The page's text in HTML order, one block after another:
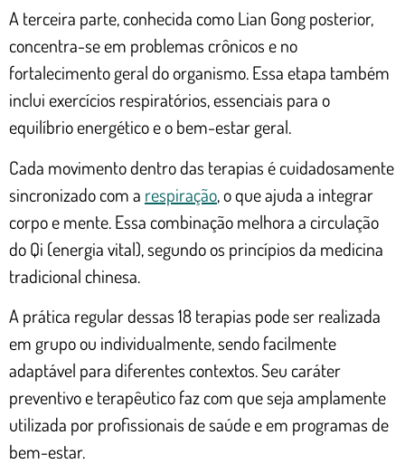
A terceira parte, conhecida como Lian Gong posterior,
concentra-se em problemas crônicos e no
fortalecimento geral do organismo. Essa etapa também
inclui exercícios respiratórios, essenciais para o
equilíbrio energético e o bem-estar geral.
Cada movimento dentro das terapias é cuidadosamente
sincronizado com a respiração, o que ajuda a integrar
corpo e mente. Essa combinação melhora a circulação
do Qi (energia vital), segundo os princípios da medicina
tradicional chinesa.
A prática regular dessas 18 terapias pode ser realizada
em grupo ou individualmente, sendo facilmente
adaptável para diferentes contextos. Seu caráter
preventivo e terapêutico faz com que seja amplamente
utilizada por profissionais de saúde e em programas de
bem-estar.